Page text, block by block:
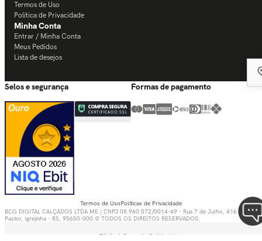
Termos de Uso
Política de Privacidade
Minha Conta
Entrar / Minha Conta
Meus Pedidos
Lista de desejos
Selos e segurança Formas de pagamento
Termos de UsoPolíticas de Privacidade
BCG DIGITAL CALÇADOS LTDA ME | CNPJ 08.960.572/0014-49 - Rua 7 de Julho, 416 - Bom
Pastor, Igrejinha - RS, 95650-000 © TODOS OS DIREITOS RESERVADOS.
Digital Growth Guided by